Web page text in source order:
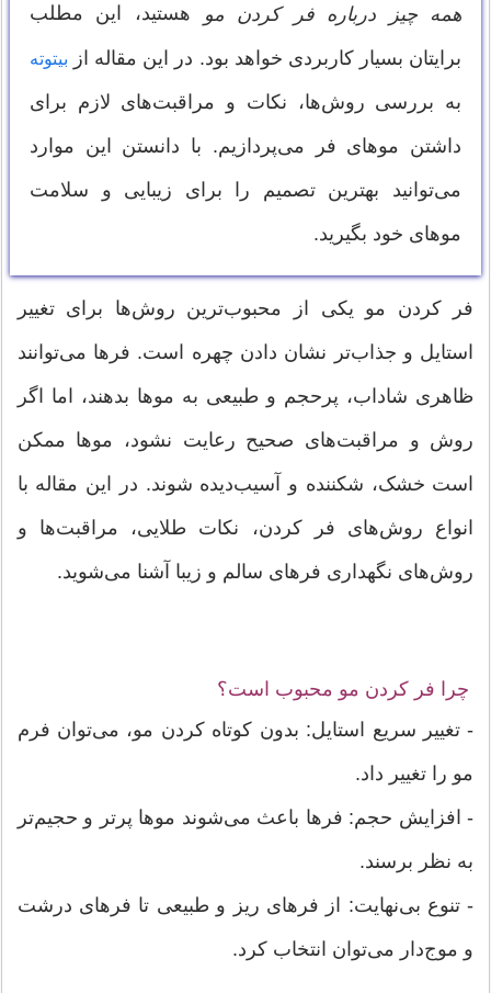
همه چیز درباره فر کردن مو هستید، این مطلب
برایتان بسیار کاربردی خواهد بود. در این مقاله از بیتوته
به بررسی روش‌ها، نکات و مراقبت‌های لازم برای
داشتن موهای فر می‌پردازیم. با دانستن این موارد
می‌توانید بهترین تصمیم را برای زیبایی و سلامت
موهای خود بگیرید.
فر کردن مو یکی از محبوب‌ترین روش‌ها برای تغییر
استایل و جذاب‌تر نشان دادن چهره است. فرها می‌توانند
ظاهری شاداب، پرحجم و طبیعی به موها بدهند، اما اگر
روش و مراقبت‌های صحیح رعایت نشود، موها ممکن
است خشک، شکننده و آسیب‌دیده شوند. در این مقاله با
انواع روش‌های فر کردن، نکات طلایی، مراقبت‌ها و
روش‌های نگهداری فرهای سالم و زیبا آشنا می‌شوید.
چرا فر کردن مو محبوب است؟
- تغییر سریع استایل: بدون کوتاه کردن مو، می‌توان فرم
مو را تغییر داد.
- افزایش حجم: فرها باعث می‌شوند موها پرتر و حجیم‌تر
به نظر برسند.
- تنوع بی‌نهایت: از فرهای ریز و طبیعی تا فرهای درشت
و موج‌دار می‌توان انتخاب کرد.